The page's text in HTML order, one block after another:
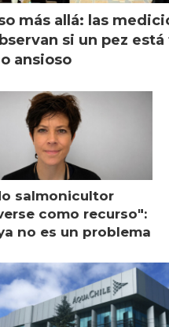
más allá: las
si un pez está
ansioso
salmonicultor
como recurso":
no es un problema